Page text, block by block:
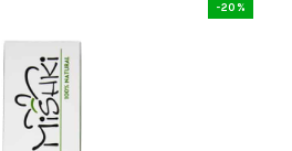
-20%